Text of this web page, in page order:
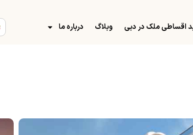
اقساطی ملک در دبی وبلاگ درباره ما